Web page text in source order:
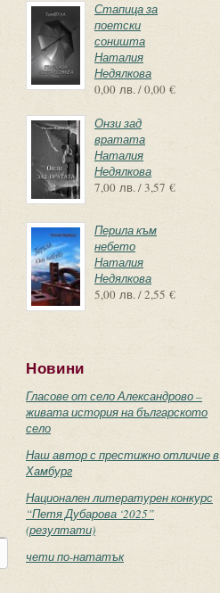
Стапица за
поетски
соништа
Наталия
Недялкова
0,00 лв. / 0,00 €
Онзи зад
вратата
Наталия
Недялкова
7,00 лв. / 3,57 €
Перила към
небето
Наталия
Недялкова
5,00 лв. / 2,55 €
Новини
Гласове от село Александрово –
живата история на българското
село
Наш автор с престижно отличие в
Хамбург
Национален литературен конкурс
“Петя Дубарова ‘2025”
(резултати)
чети по-нататък